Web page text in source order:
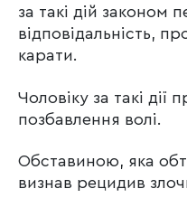
за такі дій законом
відповідальність,
карати.
Чоловіку за такі дії
позбавлення волі.
Обставиною, яка
визнав рецидив